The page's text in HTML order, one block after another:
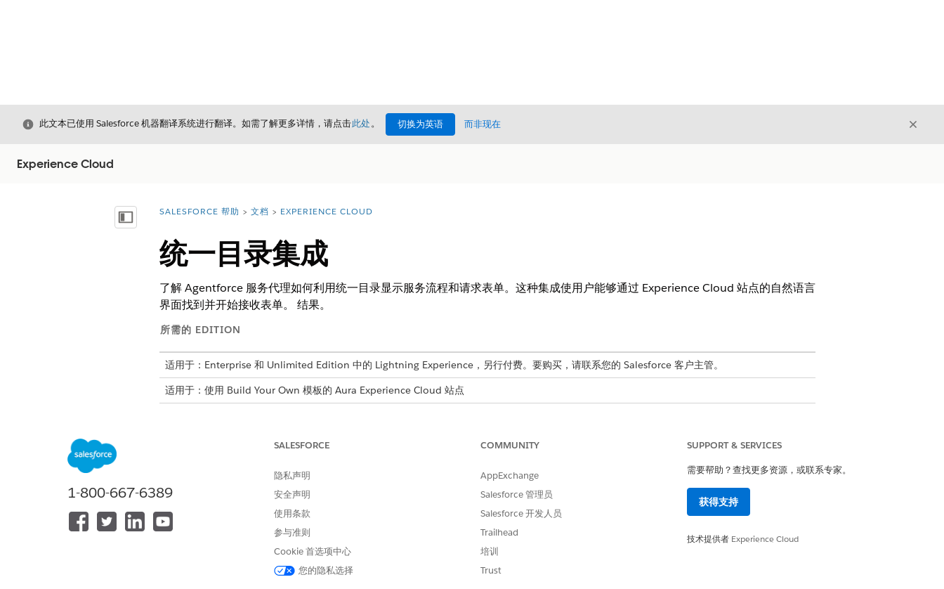
关闭
此文本已使用 Salesforce 机器翻译系统进行翻译。如需了解更多详情，请点击此处。 切换为英语 而非现在 关闭
Experience Cloud
显示目录 您在此处：
SALESFORCE 帮助 文档 EXPERIENCE CLOUD
统一目录集成
了解 Agentforce 服务代理如何利用统一目录显示服务流程和请求表单。这种集成使用户能够通过 Experience Cloud 站点的自然语言
界面找到并开始接收表单。 结果。
所需的 EDITION
适用于：Enterprise 和 Unlimited Edition 中的 Lightning Experience，另行付费。要购买，请联系您的 Salesforce 客户主管。
适用于：使用 Build Your Own 模板的 Aura Experience Cloud 站点
统一目录集成是允许 Agentforce 服务代理通过启动特定业务流程解决用户请求的链接。可操作智能搜索工具通过识别相关服务流程
或统一目录项目来简化查询解决。当用户提出与定义的流程相匹配的问题时，客服人员会识别意图，并将用户连接到适当的接收表单
或屏幕流。这允许用户完成请求，而无需浏览 Experience Cloud 站点的多个页面。
为了确保您的站点用户可以查看目录项目并与之交互，Salesforce 管理员必须与 IT 服务管理 (ITSM) 团队协调，以建立安全和治理：
数据治理策略：您必须创建策略，授予入口网站用户对统一目录的访问权限。如果没有这些策略，搜索工具将无法检索目录项目，即使它们匹配用户
基于角色的可见性：由于统一目录通常包含敏感请求类型，因此访问权限严格受用户特定角色和权限的控制。
1-800-667-6389
SALESFORCE
隐私声明
安全声明
使用条款
参与准则
Cookie 首选项中心
您的隐私选择
COMMUNITY
AppExchange
Salesforce 管理员
Salesforce 开发人员
Trailhead
培训
Trust
SUPPORT & SERVICES
需要帮助？查找更多资源，或联系专家。
获得支持
技术提供者 Experience Cloud